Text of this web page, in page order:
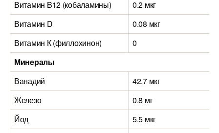
Витамин B12 (кобаламины)
0.2 мкг
Витамин D
0.08 мкг
Витамин К (филлохинон)
0
Минералы
Ванадий
42.7 мкг
Железо
0.8 мг
Йод
5.5 мкг